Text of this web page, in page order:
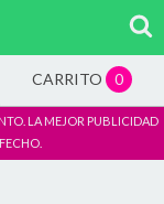
CARRITO 0
LA MEJOR PUBLICIDAD